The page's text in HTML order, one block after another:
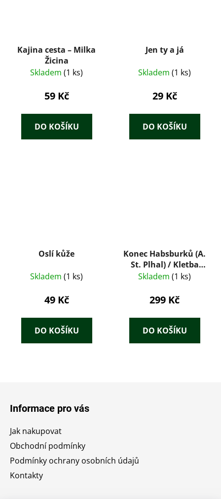
Kajina cesta – Milka
Žicina
Skladem (1 ks)
59 Kč
DO KOŠÍKU
Jen ty a já
Skladem (1 ks)
29 Kč
DO KOŠÍKU
Oslí kůže
Skladem (1 ks)
49 Kč
DO KOŠÍKU
Konec Habsburků (A.
St. Plhal) / Kletba
Habsburků (Díl V. –
Paprsky smrti (Dr.
tři sešitové romány z
roku 1927 v jedné
Skladem (1 ks)
299 Kč
DO KOŠÍKU
Informace pro vás
Jak nakupovat
Obchodní podmínky
Podmínky ochrany osobních údajů
Kontakty